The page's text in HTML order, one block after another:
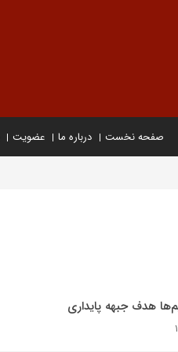
صفحه نخست درباره ما عضویت
هدف جبهه پایداری